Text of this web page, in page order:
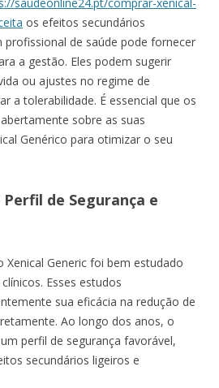
os efeitos secundários
de saúde pode fornecer
a gestão. Eles podem sugerir
ou ajustes no regime de
a tolerabilidade. É essencial que os
sobre as suas
Genérico para otimizar o seu
de Segurança e
Xenical Generic foi bem estudado
Esses estudos
sua eficácia na redução de
Ao longo dos anos, o
perfil de segurança favorável,
secundários ligeiros e